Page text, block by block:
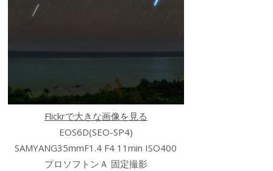
Flickrで大きな画像を見る
EOS6D(SEO-SP4)
SAMYANG35mmF1.4 F4 11min ISO400
プロソフトンＡ 固定撮影